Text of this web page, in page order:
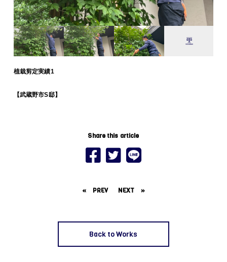
植栽剪定実績1
【武蔵野市S邸】
Share this article
« PREV NEXT »
Back to Works